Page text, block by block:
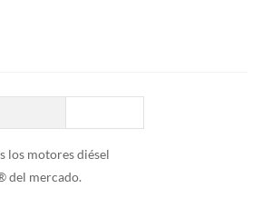
los motores diésel
del mercado.